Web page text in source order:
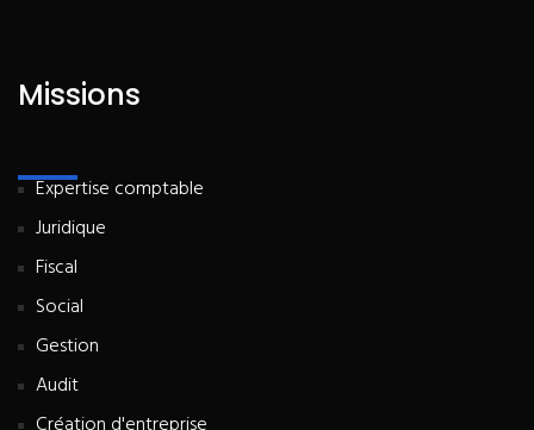
Missions
Expertise comptable
Juridique
Fiscal
Social
Gestion
Audit